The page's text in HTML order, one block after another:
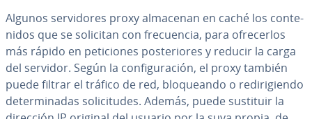
Algunos se­r­vi­do­res proxy almacenan en caché los co­n­te­
ni­dos que se solicitan con fre­cue­n­cia, para ofre­ce­r­los
más rápido en pe­ti­cio­nes po­s­te­rio­res y reducir la carga
del servidor. Según la co­n­fi­gu­ra­ción, el proxy también
puede filtrar el tráfico de red, blo­quea­n­do o re­di­ri­gie­n­do
de­te­r­mi­na­das so­li­ci­tu­des. Además, puede sustituir la